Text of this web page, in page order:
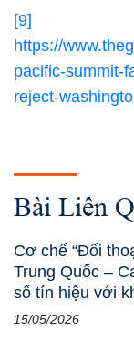
[9]
https://
pacific-summit-
reject-
Bài Liên
Cơ chế “Đối
Trung Quốc –
số tín hiệu với
15/05/2026